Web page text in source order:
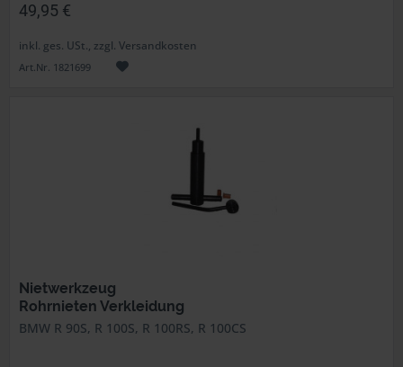
49,95 €
inkl. ges. USt., zzgl. Versandkosten
Art.Nr. 1821699
Nietwerkzeug
Rohrnieten Verkleidung
BMW R 90S, R 100S, R 100RS, R 100CS